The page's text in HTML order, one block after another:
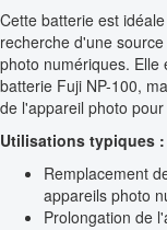
Cette batterie est
recherche d'une
photo numériques. Elle
batterie Fuji NP-100,
de l'appareil photo
Utilisations typiques :
Remplacement
appareils photo
Prolongation de